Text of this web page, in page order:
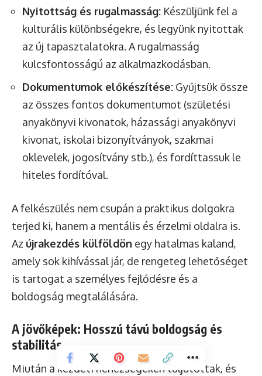
Nyitottság és rugalmasság: Készüljünk fel a
kulturális különbségekre, és legyünk nyitottak
az új tapasztalatokra. A rugalmasság
kulcsfontosságú az alkalmazkodásban.
Dokumentumok előkészítése: Gyűjtsük össze
az összes fontos dokumentumot (születési
anyakönyvi kivonatok, házassági anyakönyvi
kivonat, iskolai bizonyítványok, szakmai
oklevelek, jogosítvány stb.), és fordíttassuk le
hiteles fordítóval.
A felkészülés nem csupán a praktikus dolgokra
terjed ki, hanem a mentális és érzelmi oldalra is.
Az újrakezdés külföldön egy hatalmas kaland,
amely sok kihívással jár, de rengeteg lehetőséget
is tartogat a személyes fejlődésre és a
boldogság megtalálására.
A jövőképek: Hosszú távú boldogság és
stabilitás
Miután a kezdeti nehézségeken túljutottak, és